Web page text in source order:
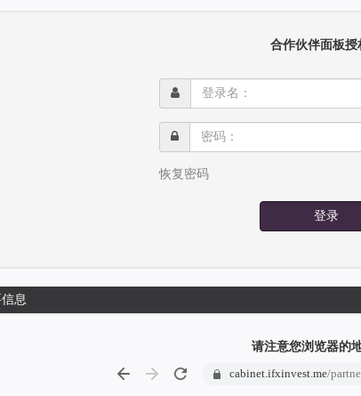
合作伙伴面板授
录
名：
码：
恢复密码
登录
息
请注意您浏览器的地
cabinet.ifxinvest.me/